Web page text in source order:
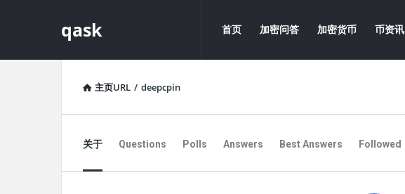
qask
导
航
首页 加密问答 加密货币 币资讯
主页URL / deepcpin
关于 Questions Polls Answers Best Answers Followed